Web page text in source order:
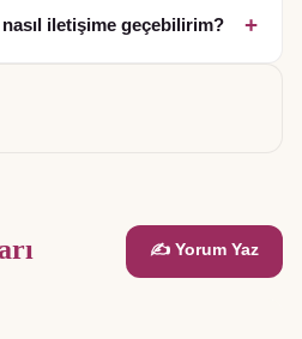
iletişime geçebilirim? +
✍️ Yorum Yaz